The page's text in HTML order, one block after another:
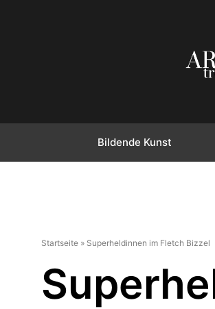
Bildende Kunst
Startseite » Superheldinnen im Fletch Bizzel